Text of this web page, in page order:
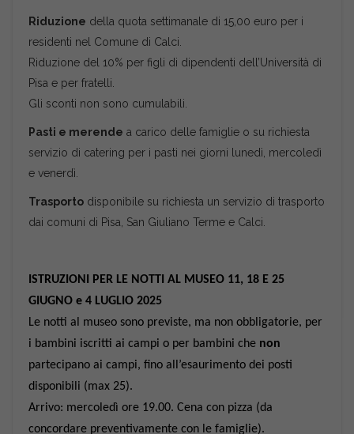
Riduzione della quota settimanale di 15,00 euro per i
residenti nel Comune di Calci.
Riduzione del 10% per figli di dipendenti dell’Università di
Pisa e per fratelli.
Gli sconti non sono cumulabili.
Pasti e merende a carico delle famiglie o su richiesta
servizio di catering per i pasti nei giorni lunedì, mercoledì
e venerdì.
Trasporto disponibile su richiesta un servizio di trasporto
dai comuni di Pisa, San Giuliano Terme e Calci.
ISTRUZIONI PER LE NOTTI AL MUSEO 11, 18 E 25
GIUGNO e 4 LUGLIO 2025
Le notti al museo sono previste, ma non obbligatorie, per
i bambini iscritti ai campi o per bambini che non
partecipano ai campi, fino all’esaurimento dei posti
disponibili (max 25).
Arrivo: mercoledì ore 19.00. Cena con pizza (da
concordare preventivamente con le famiglie).